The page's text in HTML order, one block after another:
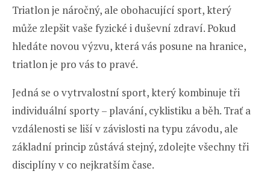
Triatlon je náročný, ale obohacující sport, který
může zlepšit vaše fyzické i duševní zdraví. Pokud
hledáte novou výzvu, která vás posune na hranice,
triatlon je pro vás to pravé.
Jedná se o vytrvalostní sport, který kombinuje tři
individuální sporty – plavání, cyklistiku a běh. Trať a
vzdálenosti se liší v závislosti na typu závodu, ale
základní princip zůstává stejný, zdolejte všechny tři
disciplíny v co nejkratším čase.